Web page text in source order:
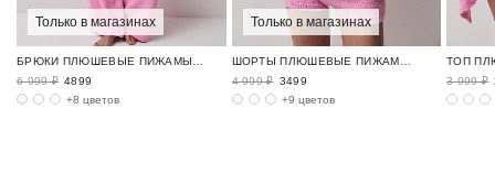
Только в магазинах
БРЮКИ ПЛЮШЕВЫЕ ПИЖАМЫ / FLUFFY
6 999 ₽ 4899
+8 цветов
Только в магазинах
ШОРТЫ ПЛЮШЕВЫЕ ПИЖАМЫ / FLUFFY
4 999 ₽ 3499
+9 цветов
3 999 ₽